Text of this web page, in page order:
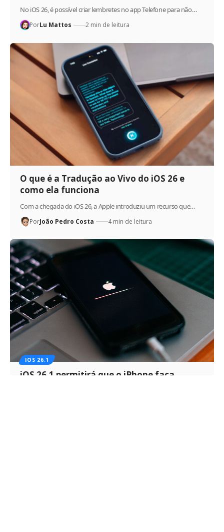
No iOS 26, é possível criar lembretes no app Telefone para não…
PorLu Mattos 2 min de leitura
O que é a Tradução ao Vivo do iOS 26 e
como ela funciona
Com a chegada do iOS 26, a Apple introduziu um recurso que…
PorJoão Pedro Costa 4 min de leitura
IOS 26.1
iOS 26.1 permitirá que o iPhone faça